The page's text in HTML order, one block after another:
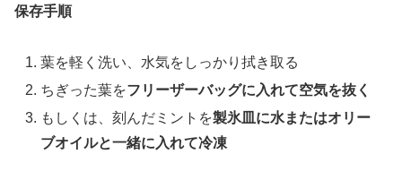
保存手順
葉を軽く洗い、水気をしっかり拭き取る
ちぎった葉をフリーザーバッグに入れて空気を抜く
もしくは、刻んだミントを製氷皿に水またはオリー
ブオイルと一緒に入れて冷凍